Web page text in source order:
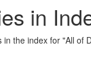
in
the index for "All of